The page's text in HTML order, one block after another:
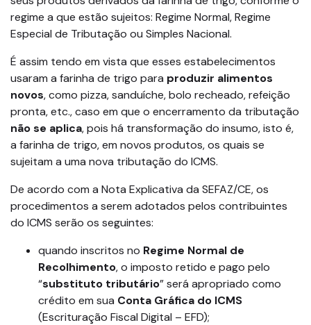
regime a que estão sujeitos: Regime Normal, Regime
Especial de Tributação ou Simples Nacional.
É assim tendo em vista que esses estabelecimentos
usaram a farinha de trigo para produzir alimentos
novos, como pizza, sanduíche, bolo recheado, refeição
pronta, etc., caso em que o encerramento da tributação
não se aplica, pois há transformação do insumo, isto é,
a farinha de trigo, em novos produtos, os quais se
sujeitam a uma nova tributação do ICMS.
De acordo com a Nota Explicativa da SEFAZ/CE, os
procedimentos a serem adotados pelos contribuintes
do ICMS serão os seguintes:
quando inscritos no Regime Normal de
Recolhimento, o imposto retido e pago pelo
“substituto tributário” será apropriado como
crédito em sua Conta Gráfica do ICMS
(Escrituração Fiscal Digital – EFD);